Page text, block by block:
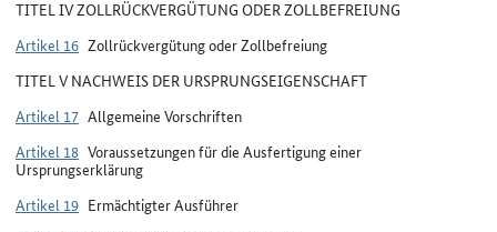
TITEL IV ZOLLRÜCKVERGÜTUNG ODER ZOLLBEFREIUNG
Artikel 16 Zollrückvergütung oder Zollbefreiung
TITEL V NACHWEIS DER URSPRUNGSEIGENSCHAFT
Artikel 17 Allgemeine Vorschriften
Artikel 18 Voraussetzungen für die Ausfertigung einer
Ursprungserklärung
Artikel 19 Ermächtigter Ausführer